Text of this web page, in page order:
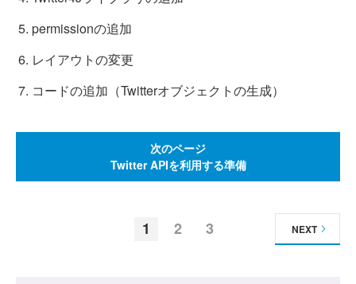
permissionの追加
レイアウトの変更
コードの追加（Twitterオブジェクトの生成）
次のページ
Twitter APIを利用する準備
1 2 3 NEXT